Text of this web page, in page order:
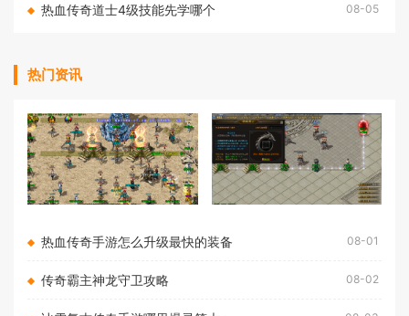
热血传奇道士4级技能先学哪个 08-05
热门资讯
热血传奇手游怎么升级最快的装备 08-01
传奇霸主神龙守卫攻略 08-02